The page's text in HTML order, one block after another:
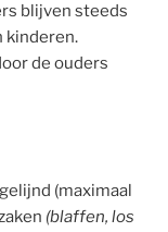
blijven steeds
kinderen.
de ouders
(maximaal
(blaffen, los